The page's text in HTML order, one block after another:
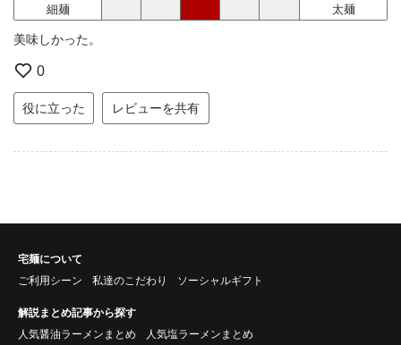
細麺 太麺
美味しかった。
0
役に立った レビューを共有
宅麺について
ご利用シーン
私達のこだわり ソーシャルギフト
解説まとめ記事から探す
人気醤油ラーメンまとめ
人気塩ラーメンまとめ